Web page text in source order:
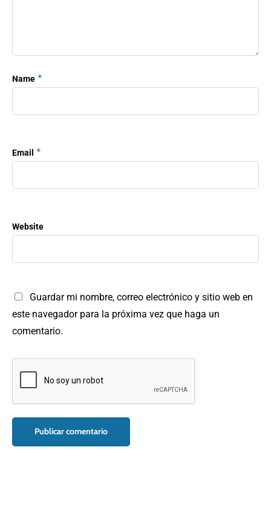
Name *
Email *
Website
Guardar mi nombre, correo electrónico y sitio web en
este navegador para la próxima vez que haga un
comentario.